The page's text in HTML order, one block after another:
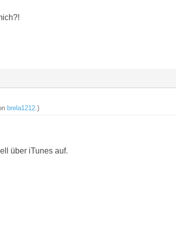
brela1212.)
über iTunes auf.